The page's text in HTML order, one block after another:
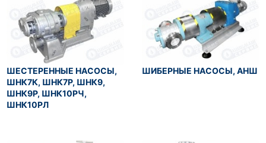
ШЕСТЕРЕННЫЕ НАСОСЫ,
ШНК7К, ШНК7Р, ШНК9,
ШНК9Р, ШНК10РЧ,
ШНК10РЛ
ШИБЕРНЫЕ НАСОСЫ, АНШ